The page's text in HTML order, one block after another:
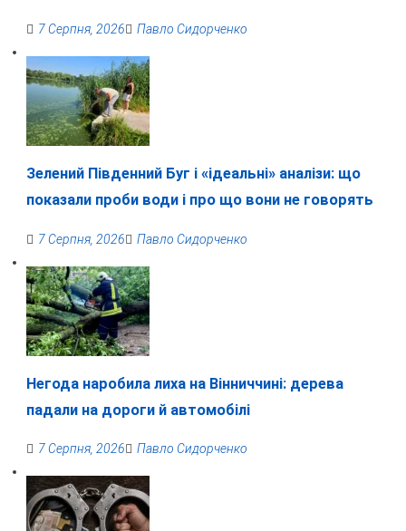
7 Серпня, 2026 Павло Сидорченко
Зелений Південний Буг і «ідеальні» аналізи: що
показали проби води і про що вони не говорять
7 Серпня, 2026 Павло Сидорченко
Негода наробила лиха на Вінниччині: дерева
падали на дороги й автомобілі
7 Серпня, 2026 Павло Сидорченко